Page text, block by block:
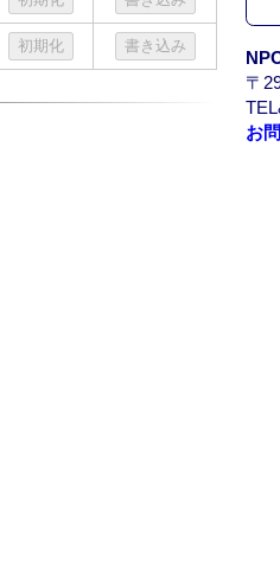
ブ
A
r
c
h
〒
お